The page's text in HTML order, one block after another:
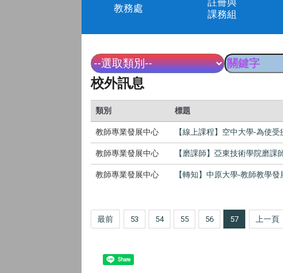
教務處
課務組
校外訊息
類別 標題
教師專業發展中心 【線上課程】空中大學-為使
教師專業發展中心 【磨課師】亞東技術學院磨課
教師專業發展中心 【轉知】中原大學-教師教學
最前 53 54 55 56 57 上一頁
Share